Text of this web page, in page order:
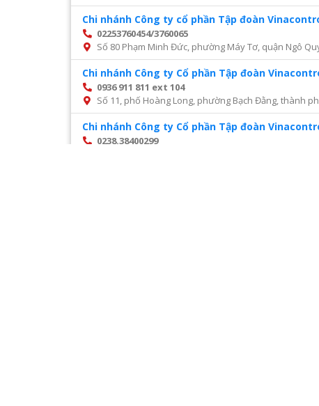
Chi nhánh Công ty cổ phần Tập đoàn
02253760454/3760065
Số 80 Phạm Minh Đức, phường Máy Tơ, quận Ngô
Chi nhánh Công ty Cổ phần Tập đoàn
0936 911 811 ext 104
Số 11, phố Hoàng Long, phường Bạch Đằng, thành
Chi nhánh Công ty Cổ phần Tập đoàn
0238.38400299